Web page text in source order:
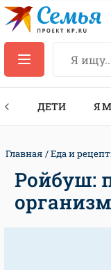
ДЕТИ Я
Главная Еда и
Ройбуш: